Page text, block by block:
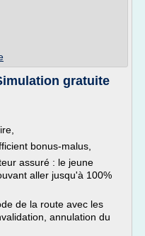
gratuite
bonus-malus,
assuré : le jeune
aller jusqu'à 100%
de la route avec les
annulation du